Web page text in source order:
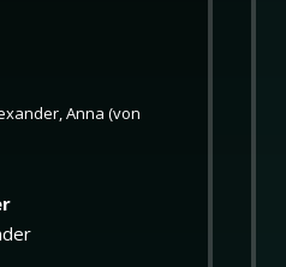
Anna (von